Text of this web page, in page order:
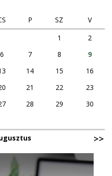
P SZ
V
1
2
6 7 8
9
14 15
16
21 22
23
28 29
30